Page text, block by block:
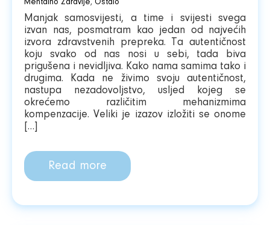
Mentalno Zdravlje, Ostalo
Manjak samosvijesti, a time i svijesti svega
izvan nas, posmatram kao jedan od najvećih
izvora zdravstvenih prepreka. Ta autentičnost
koju svako od nas nosi u sebi, tada biva
prigušena i nevidljiva. Kako nama samima tako i
drugima. Kada ne živimo svoju autentičnost,
nastupa nezadovoljstvo, usljed kojeg se
okrećemo različitim mehanizmima
kompenzacije. Veliki je izazov izložiti se onome
[…]
Read more